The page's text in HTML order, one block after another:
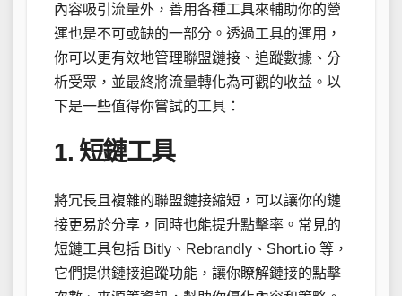
內容吸引流量外，善用各種工具來輔助你的營
運也是不可或缺的一部分。透過工具的運用，
你可以更有效地管理聯盟鏈接、追蹤數據、分
析受眾，並最終將流量轉化為可觀的收益。以
下是一些值得你嘗試的工具：
1. 短鏈工具
將冗長且複雜的聯盟鏈接縮短，可以讓你的鏈
接更易於分享，同時也能提升點擊率。常見的
短鏈工具包括 Bitly、Rebrandly、Short.io 等，
它們提供鏈接追蹤功能，讓你瞭解鏈接的點擊